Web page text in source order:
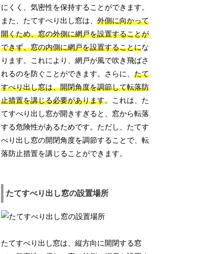
にくく、気密性を保持することができます。
また、たてすべり出し窓は、外側に向かって
開くため、窓の外側に網戸を設置することが
できず、窓の内側に網戸を設置することにな
ります。これにより、網戸が風で吹き飛ばさ
れるのを防ぐことができます。さらに、たて
すべり出し窓は、開閉角度を調節して転落防
止措置を講じる必要があります。これは、た
てすべり出し窓が開きすぎると、窓から転落
する危険性があるためです。ただし、たてす
べり出し窓の開閉角度を調節することで、転
落防止措置を講じることができます。
たてすべり出し窓の設置場所
たてすべり出し窓は、縦方向に開閉する窓